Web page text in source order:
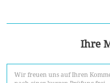
Ihre